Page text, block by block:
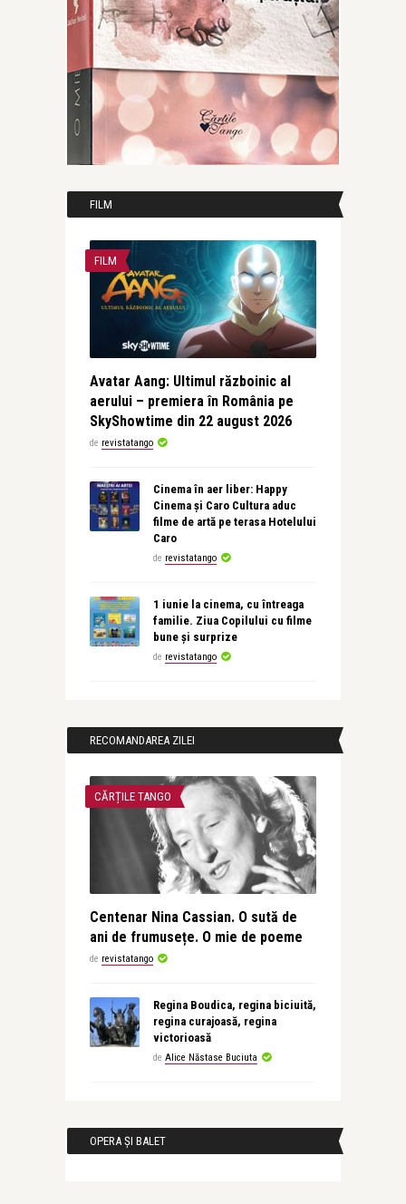
FILM
FILM
Avatar Aang: Ultimul războinic al
aerului – premiera în România pe
SkyShowtime din 22 august 2026
de revistatango
Cinema în aer liber: Happy
Cinema și Caro Cultura aduc
filme de artă pe terasa Hotelului
Caro
de revistatango
1 iunie la cinema, cu întreaga
familie. Ziua Copilului cu filme
bune și surprize
de revistatango
RECOMANDAREA ZILEI
CĂRȚILE TANGO
Centenar Nina Cassian. O sută de
ani de frumusețe. O mie de poeme
de revistatango
Regina Boudica, regina biciuită,
regina curajoasă, regina
victorioasă
de Alice Năstase Buciuta
OPERA ȘI BALET